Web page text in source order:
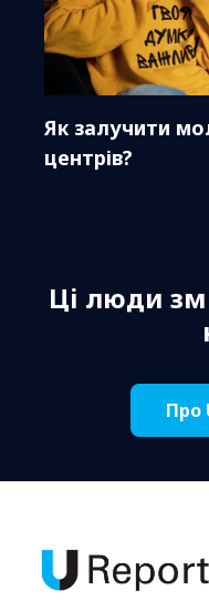
Як залучити
центрів?
Ці люди
Про